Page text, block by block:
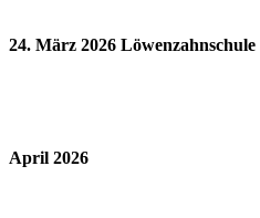
24. März 2026 Löwenzahnschule
April 2026